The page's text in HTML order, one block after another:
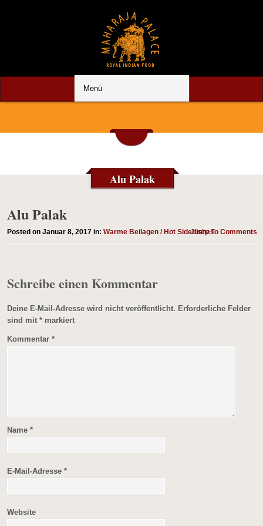
Alu Palak
Alu Palak
Posted on Januar 8, 2017 in: Warme Beilagen / Hot SidedishesJump To Comments
Schreibe einen Kommentar
Deine E-Mail-Adresse wird nicht veröffentlicht. Erforderliche Felder
sind mit * markiert
Kommentar *
Name *
E-Mail-Adresse *
Website